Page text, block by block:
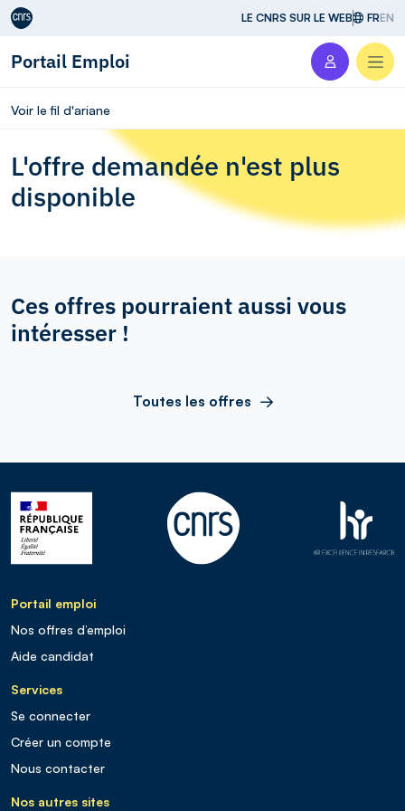
Aller au contenu LE CNRS SUR LE WEB FREN
Portail Emploi
Voir le fil d'ariane
L'offre demandée n'est plus
disponible
Ces offres pourraient aussi vous
intéresser !
Toutes les offres
Portail emploi
Nos offres d’emploi
Aide candidat
Services
Se connecter
Créer un compte
Nous contacter
Nos autres sites